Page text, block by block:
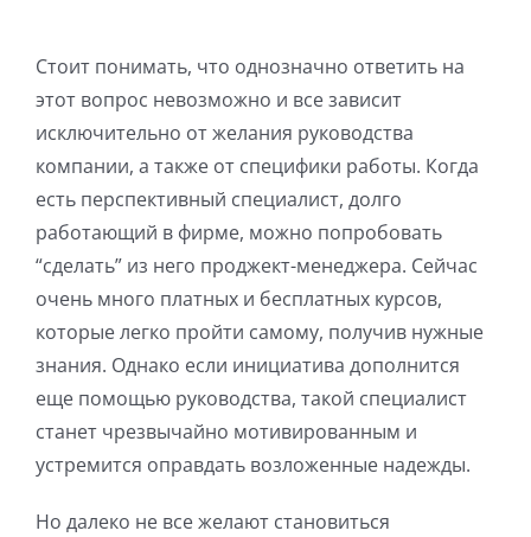
Стоит понимать, что однозначно ответить на
этот вопрос невозможно и все зависит
исключительно от желания руководства
компании, а также от специфики работы. Когда
есть перспективный специалист, долго
работающий в фирме, можно попробовать
“сделать” из него проджект-менеджера. Сейчас
очень много платных и бесплатных курсов,
которые легко пройти самому, получив нужные
знания. Однако если инициатива дополнится
еще помощью руководства, такой специалист
станет чрезвычайно мотивированным и
устремится оправдать возложенные надежды.
Но далеко не все желают становиться